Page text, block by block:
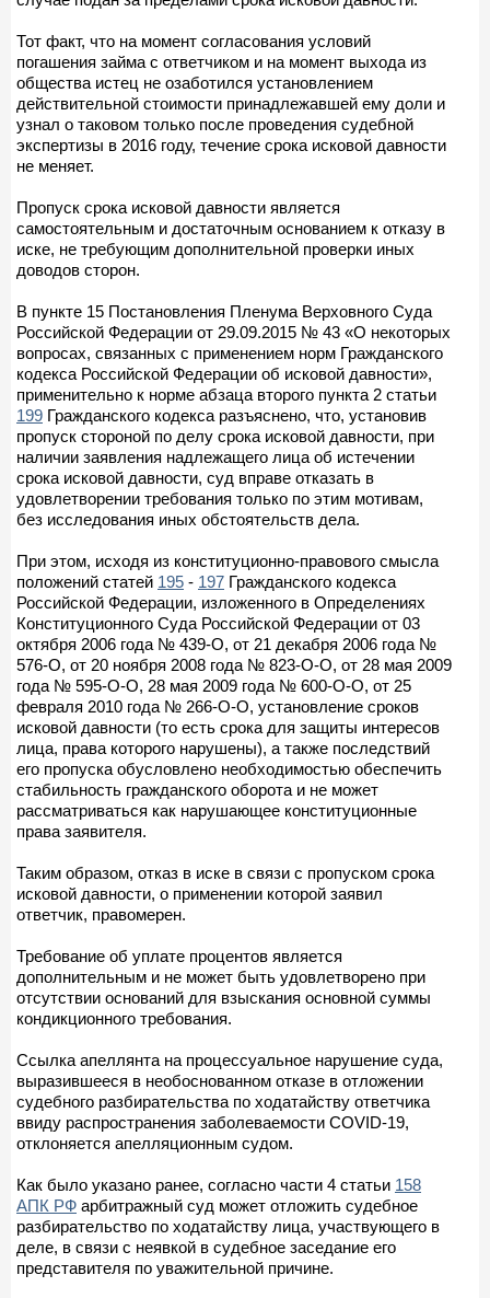
Тот факт, что на момент согласования условий
погашения займа с ответчиком и на момент выхода из
общества истец не озаботился установлением
действительной стоимости принадлежавшей ему доли и
узнал о таковом только после проведения судебной
экспертизы в 2016 году, течение срока исковой давности
не меняет.
Пропуск срока исковой давности является
самостоятельным и достаточным основанием к отказу в
иске, не требующим дополнительной проверки иных
доводов сторон.
В пункте 15 Постановления Пленума Верховного Суда
Российской Федерации от 29.09.2015 № 43 «О некоторых
вопросах, связанных с применением норм Гражданского
кодекса Российской Федерации об исковой давности»,
применительно к норме абзаца второго пункта 2 статьи
199 Гражданского кодекса разъяснено, что, установив
пропуск стороной по делу срока исковой давности, при
наличии заявления надлежащего лица об истечении
срока исковой давности, суд вправе отказать в
удовлетворении требования только по этим мотивам,
без исследования иных обстоятельств дела.
При этом, исходя из конституционно-правового смысла
положений статей 195 - 197 Гражданского кодекса
Российской Федерации, изложенного в Определениях
Конституционного Суда Российской Федерации от 03
октября 2006 года № 439-О, от 21 декабря 2006 года №
576-О, от 20 ноября 2008 года № 823-О-О, от 28 мая 2009
года № 595-О-О, 28 мая 2009 года № 600-О-О, от 25
февраля 2010 года № 266-О-О, установление сроков
исковой давности (то есть срока для защиты интересов
лица, права которого нарушены), а также последствий
его пропуска обусловлено необходимостью обеспечить
стабильность гражданского оборота и не может
рассматриваться как нарушающее конституционные
права заявителя.
Таким образом, отказ в иске в связи с пропуском срока
исковой давности, о применении которой заявил
ответчик, правомерен.
Требование об уплате процентов является
дополнительным и не может быть удовлетворено при
отсутствии оснований для взыскания основной суммы
кондикционного требования.
Ссылка апеллянта на процессуальное нарушение суда,
выразившееся в необоснованном отказе в отложении
судебного разбирательства по ходатайству ответчика
ввиду распространения заболеваемости COVID-19,
отклоняется апелляционным судом.
Как было указано ранее, согласно части 4 статьи 158
АПК РФ арбитражный суд может отложить судебное
разбирательство по ходатайству лица, участвующего в
деле, в связи с неявкой в судебное заседание его
представителя по уважительной причине.